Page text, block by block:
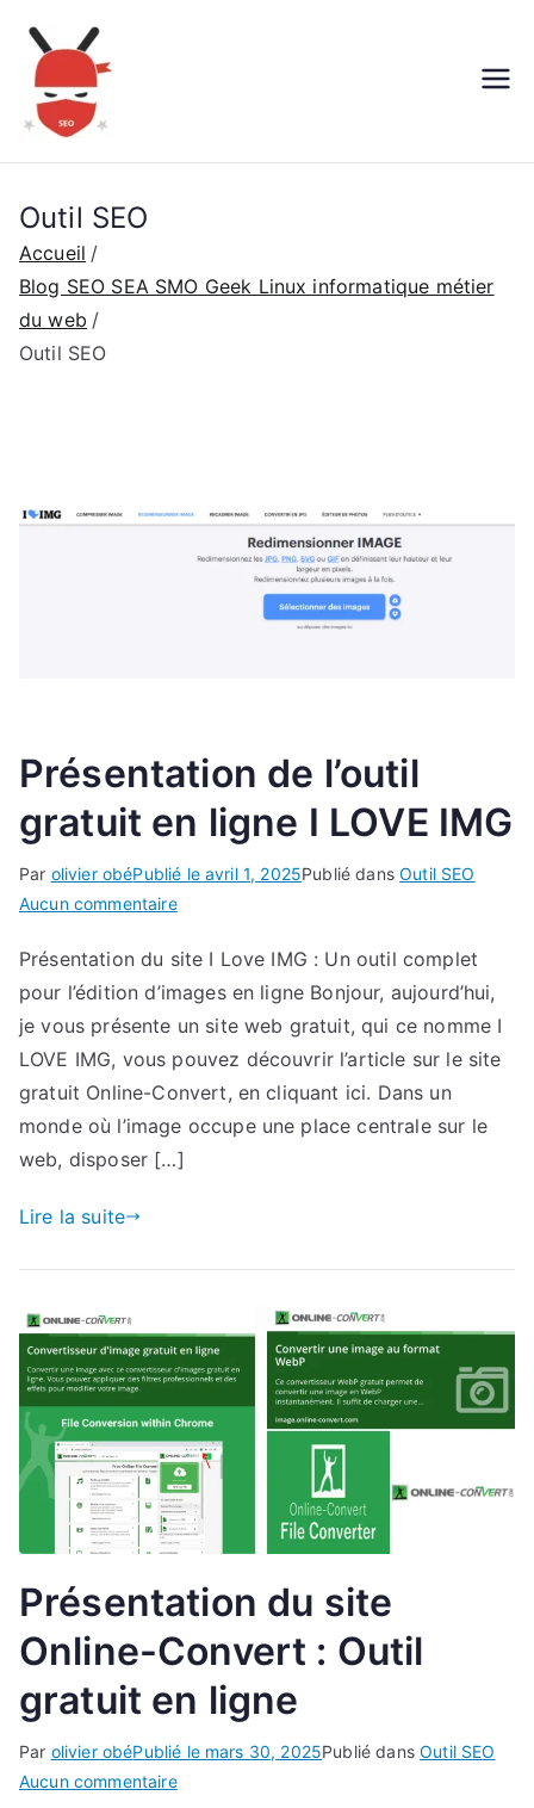
contenu
Outil SEO
Accueil
Blog SEO SEA SMO Geek Linux informatique métier
du web
Outil SEO
Présentation de l’outil
gratuit en ligne I LOVE IMG
Par olivier obéPublié leavril 1, 2025Publié dansOutil SEO
Aucun commentairesur
de
l’outil
gratuit
en
LOVE
IMG
Présentation du site I Love IMG : Un outil complet
pour l’édition d’images en ligne Bonjour, aujourd’hui,
je vous présente un site web gratuit, qui ce nomme I
LOVE IMG, vous pouvez découvrir l’article sur le site
gratuit Online-Convert, en cliquant ici. Dans un
monde où l’image occupe une place centrale sur le
web, disposer […]
Lire la suite
Présentation du site
Online-Convert : Outil
gratuit en ligne
Par olivier obéPublié le mars 30, 2025Publié dansOutil SEO
Aucun commentairesur